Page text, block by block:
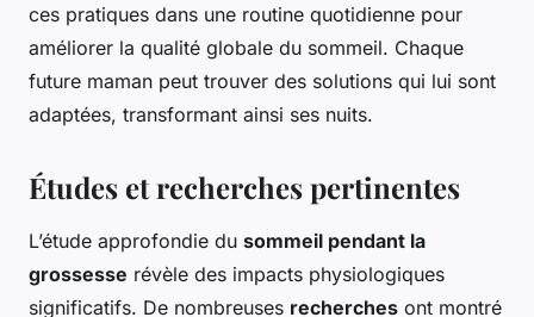
ces pratiques dans une routine quotidienne pour
améliorer la qualité globale du sommeil. Chaque
future maman peut trouver des solutions qui lui sont
adaptées, transformant ainsi ses nuits.
Études et recherches pertinentes
L’étude approfondie du sommeil pendant la
grossesse révèle des impacts physiologiques
significatifs. De nombreuses recherches ont montré